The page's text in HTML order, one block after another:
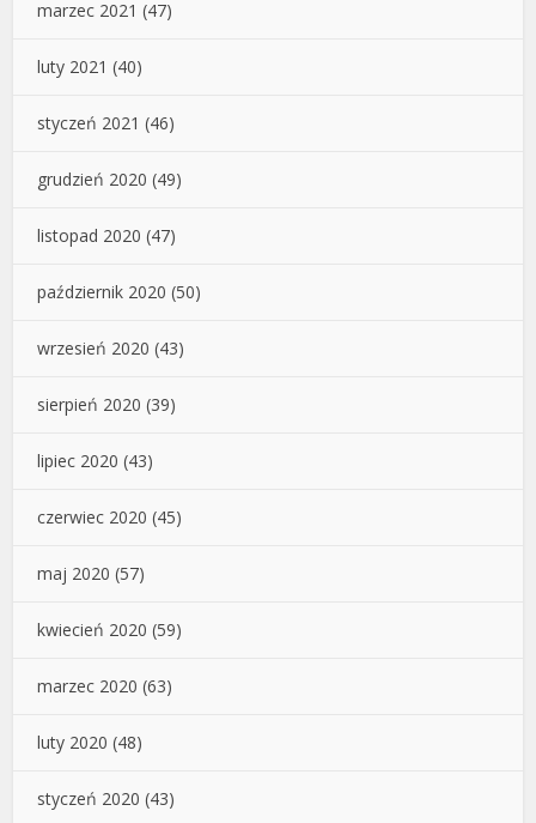
marzec 2021 (47)
luty 2021 (40)
styczeń 2021 (46)
grudzień 2020 (49)
listopad 2020 (47)
październik 2020 (50)
wrzesień 2020 (43)
sierpień 2020 (39)
lipiec 2020 (43)
czerwiec 2020 (45)
maj 2020 (57)
kwiecień 2020 (59)
marzec 2020 (63)
luty 2020 (48)
styczeń 2020 (43)